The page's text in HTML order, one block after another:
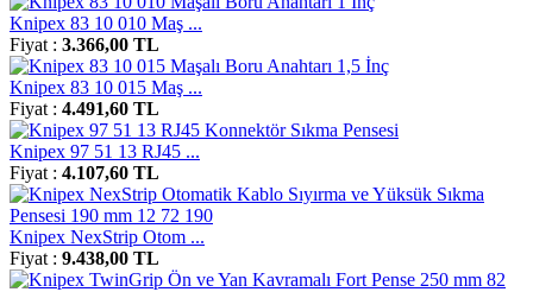
Knipex 83 10 010 Maş ...
Fiyat : 3.366,00 TL
Knipex 83 10 015 Maş ...
Fiyat : 4.491,60 TL
Knipex 97 51 13 RJ45 ...
Fiyat : 4.107,60 TL
Knipex NexStrip Otom ...
Fiyat : 9.438,00 TL